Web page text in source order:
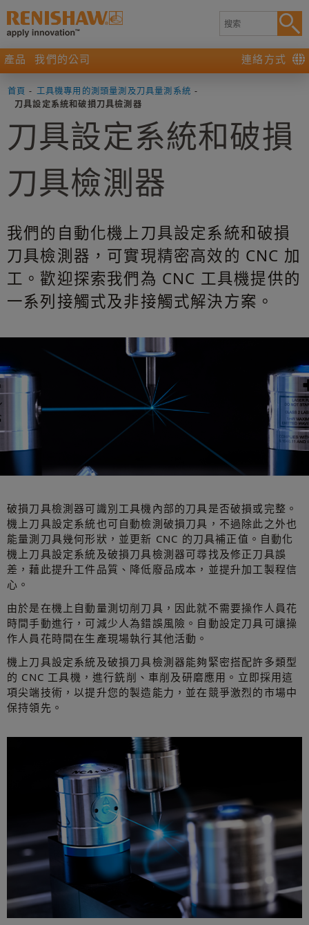
產品 我們的公司 連絡方式
首頁 - 工具機專用的測頭量測及刀具量測系統 -
刀具設定系統和破損刀具檢測器
刀具設定系統和破損
刀具檢測器
我們的自動化機上刀具設定系統和破損
刀具檢測器，可實現精密高效的 CNC 加
工。歡迎探索我們為 CNC 工具機提供的
一系列接觸式及非接觸式解決方案。
破損刀具檢測器可識別工具機內部的刀具是否破損或完整。
機上刀具設定系統也可自動檢測破損刀具，不過除此之外也
能量測刀具幾何形狀，並更新 CNC 的刀具補正值。自動化
機上刀具設定系統及破損刀具檢測器可尋找及修正刀具誤
差，藉此提升工件品質、降低廢品成本，並提升加工製程信
心。
由於是在機上自動量測切削刀具，因此就不需要操作人員花
時間手動進行，可減少人為錯誤風險。自動設定刀具可讓操
作人員花時間在生產現場執行其他活動。
機上刀具設定系統及破損刀具檢測器能夠緊密搭配許多類型
的 CNC 工具機，進行銑削、車削及研磨應用。立即採用這
項尖端技術，以提升您的製造能力，並在競爭激烈的市場中
保持領先。